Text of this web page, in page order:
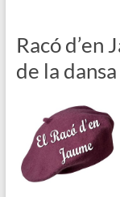
Racó d’en
de la dansa